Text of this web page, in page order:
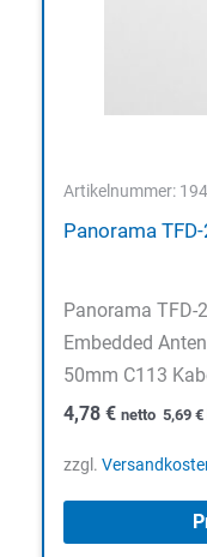
Artikelnummer:
Panorama
Panorama TFD-
Embedded
50mm C113
4,78 € netto 5,69 €
zzgl.